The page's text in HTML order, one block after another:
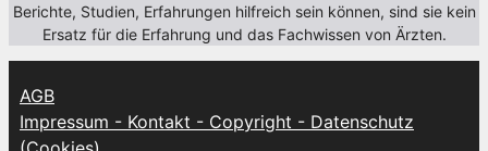
Berichte, Studien, Erfahrungen hilfreich sein können, sind sie kein
Ersatz für die Erfahrung und das Fachwissen von Ärzten.
AGB
Impressum - Kontakt - Copyright - Datenschutz